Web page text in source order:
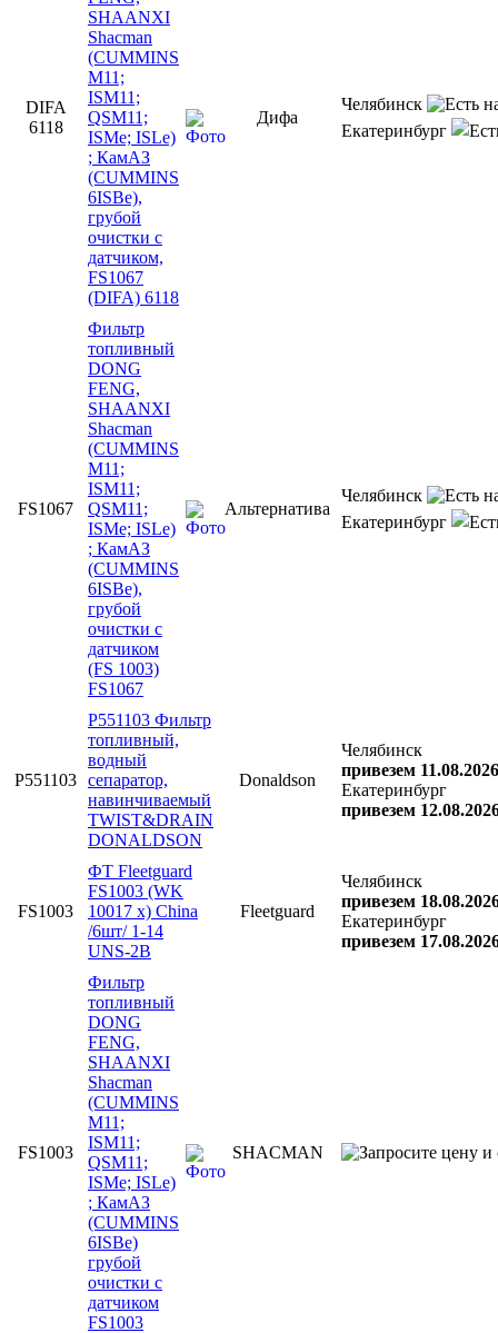
DIFA
6118
SHAANXI
Shacman
(CUMMINS
M11;
ISM11;
QSM11;
ISMe; ISLe)
; КамАЗ
(CUMMINS
6ISBe),
грубой
очистки с
датчиком,
FS1067
(DIFA) 6118
Дифа
Челябинск
Екатеринбург
FS1067
Фильтр
топливный
DONG
FENG,
SHAANXI
Shacman
(CUMMINS
M11;
ISM11;
QSM11;
ISMe; ISLe)
; КамАЗ
(CUMMINS
6ISBe),
грубой
очистки с
датчиком
(FS 1003)
FS1067
Альтернатива
Челябинск
Екатеринбург
P551103
P551103 Фильтр
топливный,
водный
сепаратор,
навинчиваемый
TWIST&DRAIN
DONALDSON
Donaldson
Челябинск
привезем
Екатеринбург
привезем
FS1003
ФТ Fleetguard
FS1003 (WK
10017 x) China
/6шт/ 1-14
UNS-2B
Fleetguard
Челябинск
привезем
Екатеринбург
привезем
FS1003
Фильтр
топливный
DONG
FENG,
SHAANXI
Shacman
(CUMMINS
M11;
ISM11;
QSM11;
ISMe; ISLe)
; КамАЗ
(CUMMINS
6ISBe)
грубой
очистки с
датчиком
FS1003
SHACMAN